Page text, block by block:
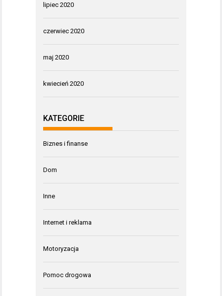
lipiec 2020
czerwiec 2020
maj 2020
kwiecień 2020
KATEGORIE
Biznes i finanse
Dom
Inne
Internet i reklama
Motoryzacja
Pomoc drogowa